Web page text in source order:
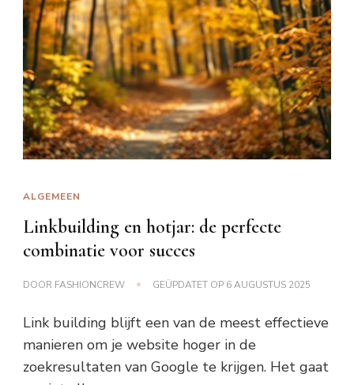
ALGEMEEN
Linkbuilding en hotjar: de perfecte
combinatie voor succes
DOOR FASHIONCREW GEÜPDATET OP 6 AUGUSTUS 2025
Link building blijft een van de meest effectieve
manieren om je website hoger in de
zoekresultaten van Google te krijgen. Het gaat